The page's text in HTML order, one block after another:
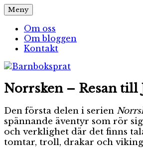
Hoppa
till
innehåll
Barnboksprat
– en blogg om barnböcker
Meny
Om oss
Om bloggen
Kontakt
Norrsken – Resan till
Den första delen i serien
spännande äventyr som rör
och verklighet där det finns
tomtar, troll, drakar och